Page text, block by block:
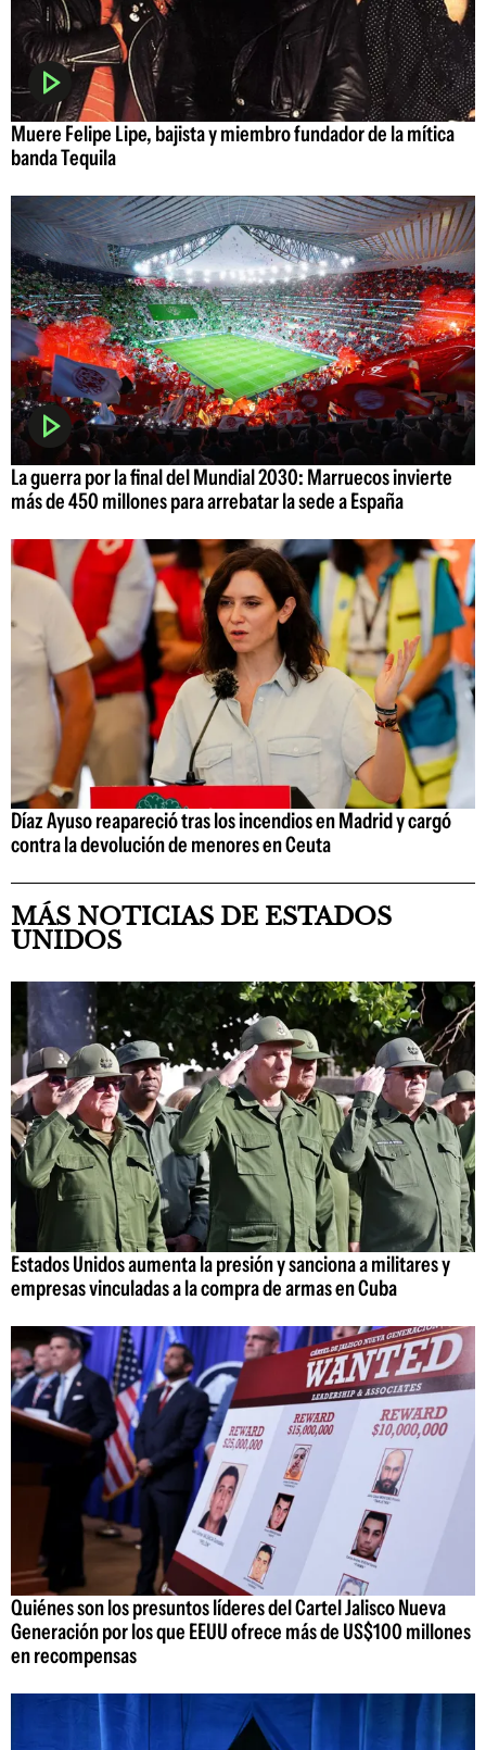
Muere Felipe Lipe, bajista y miembro fundador de la mítica
banda Tequila
La guerra por la final del Mundial 2030: Marruecos invierte
más de 450 millones para arrebatar la sede a España
Díaz Ayuso reapareció tras los incendios en Madrid y cargó
contra la devolución de menores en Ceuta
MÁS NOTICIAS DE ESTADOS
UNIDOS
Estados Unidos aumenta la presión y sanciona a militares y
empresas vinculadas a la compra de armas en Cuba
Quiénes son los presuntos líderes del Cartel Jalisco Nueva
Generación por los que EEUU ofrece más de US$100 millones
en recompensas